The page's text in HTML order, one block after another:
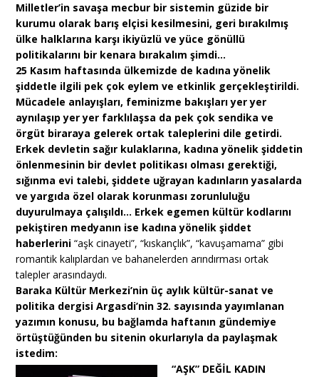
Milletler’in savaşa mecbur bir sistemin güzide bir
kurumu olarak barış elçisi kesilmesini, geri bırakılmış
ülke halklarına karşı ikiyüzlü ve yüce gönüllü
politikalarını bir kenara bırakalım şimdi…
25 Kasım haftasında ülkemizde de kadına yönelik
şiddetle ilgili pek çok eylem ve etkinlik gerçekleştirildi.
Mücadele anlayışları, feminizme bakışları yer yer
aynılaşıp yer yer farklılaşsa da pek çok sendika ve
örgüt biraraya gelerek ortak taleplerini dile getirdi.
Erkek devletin sağır kulaklarına, kadına yönelik şiddetin
önlenmesinin bir devlet politikası olması gerektiği,
sığınma evi talebi, şiddete uğrayan kadınların yasalarda
ve yargıda özel olarak korunması zorunluluğu
duyurulmaya çalışıldı… Erkek egemen kültür kodlarını
pekiştiren medyanın ise kadına yönelik şiddet
haberlerini “aşk cinayeti”, “kıskançlık”, “kavuşamama” gibi
romantik kalıplardan ve bahanelerden arındırması ortak
talepler arasındaydı.
Baraka Kültür Merkezi’nin üç aylık kültür-sanat ve
politika dergisi Argasdi’nin 32. sayısında yayımlanan
yazımın konusu, bu bağlamda haftanın gündemiye
örtüştüğünden bu sitenin okurlarıyla da paylaşmak
istedim:
“AŞK” DEĞİL KADIN